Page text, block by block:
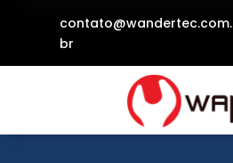
contato@wandertec.com.
br